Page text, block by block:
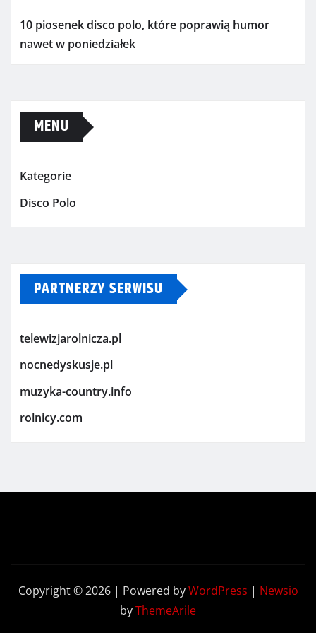
10 piosenek disco polo, które poprawią humor
nawet w poniedziałek
MENU
Kategorie
Disco Polo
PARTNERZY SERWISU
telewizjarolnicza.pl
nocnedyskusje.pl
muzyka-country.info
rolnicy.com
Copyright © 2026 | Powered byWordPress | Newsio
byThemeArile